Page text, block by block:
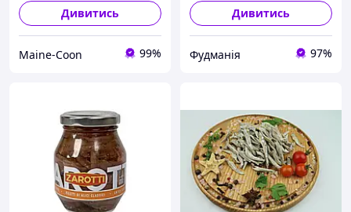
Дивитись
Maine-Coon 99%
Дивитись
Фудманія 97%